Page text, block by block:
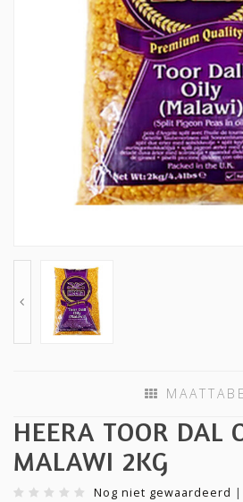
HEERA TOOR DAL
MALAWI 2KG
Nog niet gewaardeerd |